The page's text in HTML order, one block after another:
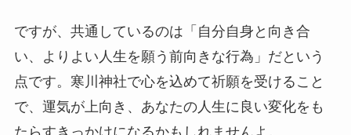
ですが、共通しているのは「自分自身と向き合
い、よりよい人生を願う前向きな行為」だという
点です。寒川神社で心を込めて祈願を受けること
で、運気が上向き、あなたの人生に良い変化をも
たらすきっかけになるかもしれませんよ。